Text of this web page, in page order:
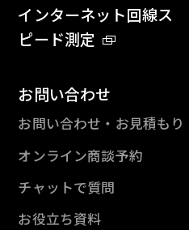
インターネット回線ス
ピード測定
お問い合わせ
お問い合わせ・お見積もり
オンライン商談予約
チャットで質問
お役立ち資料